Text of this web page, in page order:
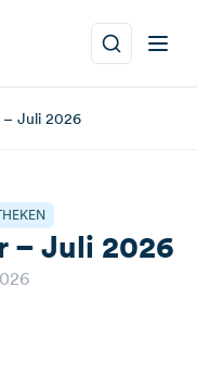
– Juli 2026
– Juli 2026